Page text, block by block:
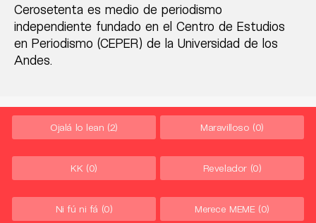
Cerosetenta es medio de periodismo
independiente fundado en el Centro de Estudios
en Periodismo (CEPER) de la Universidad de los
Andes.
Ojalá lo lean (2) Maravilloso (0)
KK (0) Revelador (0)
Ni fú ni fá (0) Merece MEME (0)